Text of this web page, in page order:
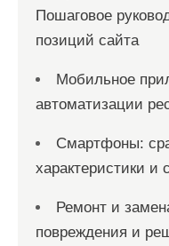
Пошаговое
позиций сайта
Мобильное
автоматизации
Смартфоны:
характеристики и
Ремонт и
повреждения и